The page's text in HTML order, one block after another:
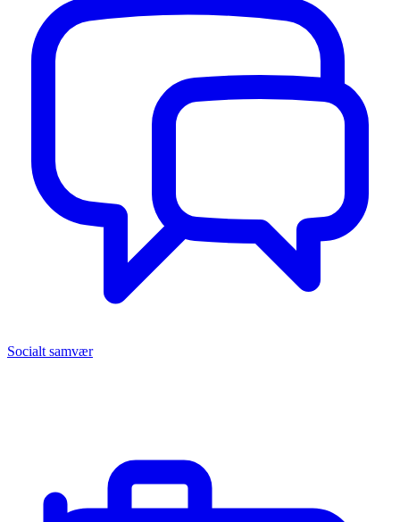
Socialt samvær